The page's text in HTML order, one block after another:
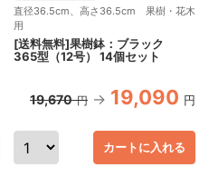
直径36.5cm、高さ36.5cm 果樹・花木
用
[送料無料]果樹鉢：ブラック
365型（12号） 14個セット
19,670 円 19,090 円
カートに入れる